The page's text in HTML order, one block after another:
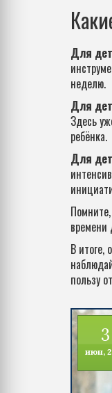
Для
неделю.
Для
Здесь
ребёнка.
Для
времени
В итоге,
пользу
3
июн,